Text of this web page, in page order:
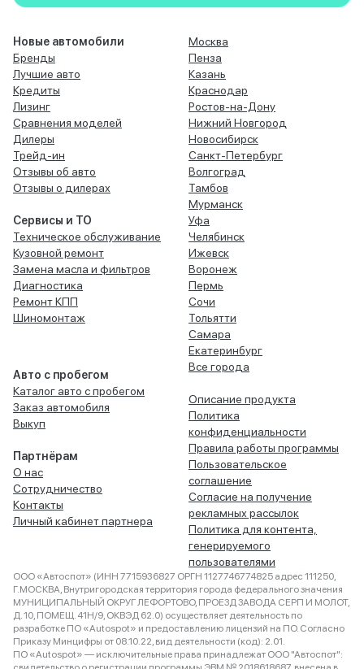
Новые автомобили
Бренды
Лучшие авто
Кредиты
Лизинг
Сравнения моделей
Дилеры
Трейд-ин
Отзывы об авто
Отзывы о дилерах
Сервисы и ТО
Техническое обслуживание
Кузовной ремонт
Замена масла и фильтров
Диагностика
Ремонт КПП
Шиномонтаж
Авто с пробегом
Каталог авто с пробегом
Заказ автомобиля
Выкуп
Партнёрам
О нас
Сотрудничество
Контакты
Личный кабинет партнера
Москва
Пенза
Казань
Краснодар
Ростов-на-Дону
Нижний Новгород
Новосибирск
Санкт-Петербург
Волгоград
Тамбов
Мурманск
Уфа
Челябинск
Ижевск
Воронеж
Пермь
Сочи
Тольятти
Самара
Екатеринбург
Все города
Описание продукта
Политика
конфиденциальности
Правила работы программы
Пользовательское
соглашение
Согласие на получение
рекламных рассылок
Политика для контента,
генерируемого
пользователями
ООО «Автоспот» (ИНН 7715936827 ОРГН 1127746774825 адрес 111250,
Г.МОСКВА, Внутригородская территория города федерального значения
МУНИЦИПАЛЬНЫЙ ОКРУГ ЛЕФОРТОВО, ПРОЕЗД ЗАВОДА СЕРП И МОЛОТ,
Д. 10, ПОМЕЩ. 41Н/9, ОКВЭД 62.0) осуществляет деятельность по
разработке ПО «Autospot» и предоставлению лицензий на ПО. Согласно
Приказу Минцифры от 08.10.22, вид деятельности (код): 2.01.
ПО «Autospot» — исключительные права принадлежат ООО "Автоспот":